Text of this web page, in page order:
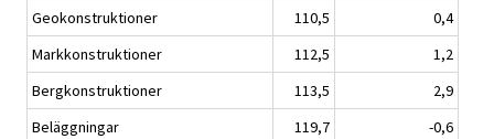
Geokonstruktioner
110,5
0,4
Markkonstruktioner
112,5
1,2
Bergkonstruktioner
113,5
2,9
Beläggningar
119,7
-0,6